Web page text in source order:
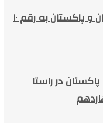
افزایش حجم تجارت بین ایران و پاکستان به رقم ۱۰
در راستا